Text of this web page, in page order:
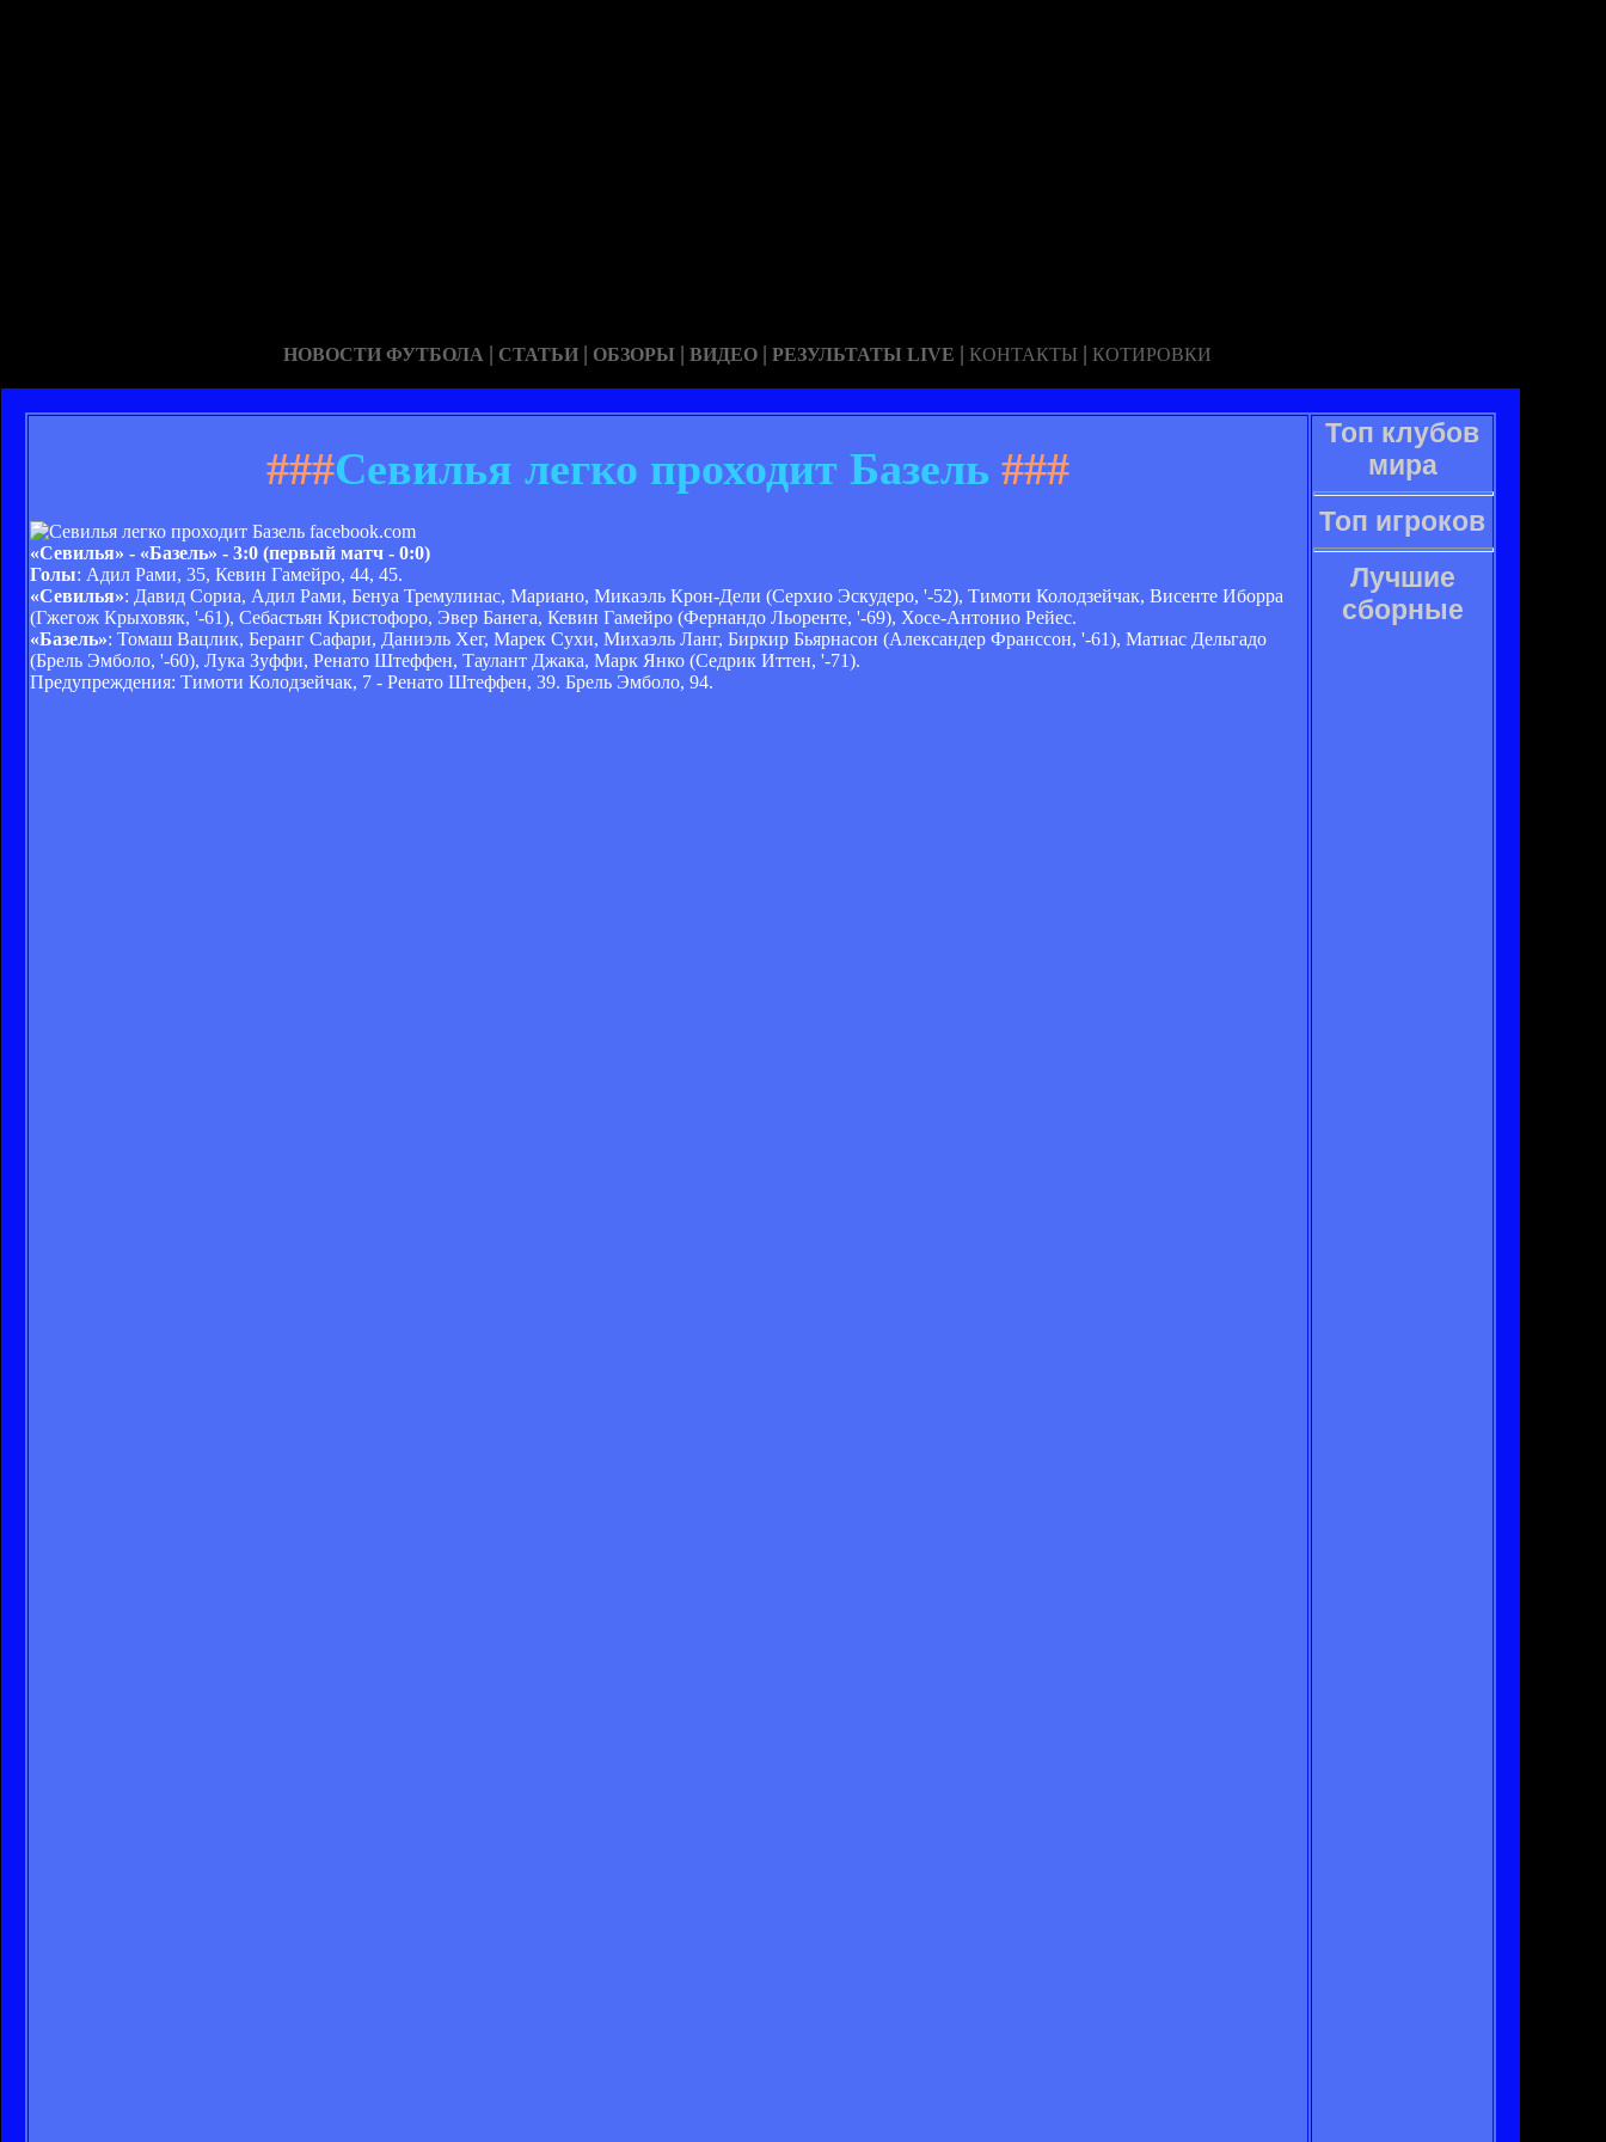
НОВОСТИ ФУТБОЛА | СТАТЬИ | ОБЗОРЫ | ВИДЕО | РЕЗУЛЬТАТЫ LIVE | КОНТАКТЫ | КОТИРОВКИ
###Севилья легко проходит Базель ###
facebook.com
«Севилья» - «Базель» - 3:0 (первый матч - 0:0)
Голы: Адил Рами, 35, Кевин Гамейро, 44, 45.
«Севилья»: Давид Сориа, Адил Рами, Бенуа Тремулинас, Мариано, Микаэль Крон-Дели (Серхио Эскудеро, '-52), Тимоти Колодзейчак, Висенте Иборра
(Гжегож Крыховяк, '-61), Себастьян Кристофоро, Эвер Банега, Кевин Гамейро (Фернандо Льоренте, '-69), Хосе-Антонио Рейес.
«Базель»: Томаш Вацлик, Беранг Сафари, Даниэль Хег, Марек Сухи, Михаэль Ланг, Биркир Бьярнасон (Александер Франссон, '-61), Матиас Дельгадо
(Брель Эмболо, '-60), Лука Зуффи, Ренато Штеффен, Таулант Джака, Марк Янко (Седрик Иттен, '-71).
Предупреждения: Тимоти Колодзейчак, 7 - Ренато Штеффен, 39. Брель Эмболо, 94.
Топ клубов
мира
Топ игроков
Лучшие
сборные